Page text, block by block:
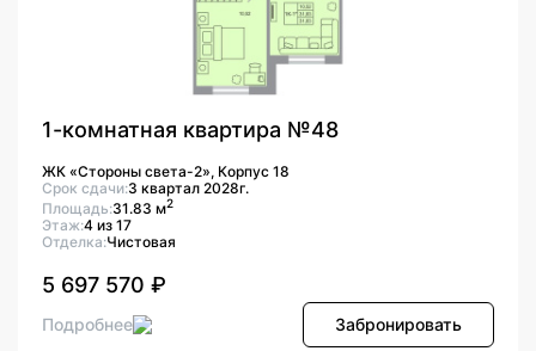
1-комнатная квартира №48
ЖК «Стороны света-2», Корпус 18
Срок сдачи:3 квартал 2028г.
Площадь:31.83 м2
Этаж:4 из 17
Отделка:Чистовая
5 697 570 ₽
Подробнее Забронировать